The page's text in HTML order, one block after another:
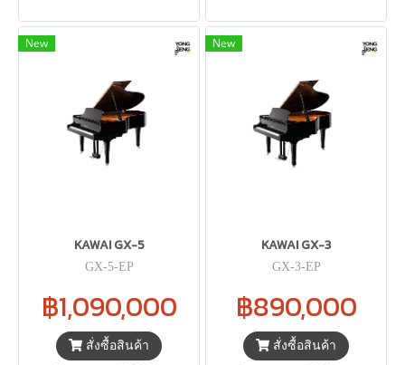
New
KAWAI GX-5
GX-5-EP
฿1,090,000
สั่งซื้อสินค้า
New
KAWAI GX-3
GX-3-EP
฿890,000
สั่งซื้อสินค้า